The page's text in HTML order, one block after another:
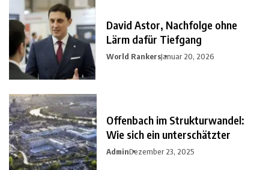
David Astor, Nachfolge ohne
Lärm dafür Tiefgang
World RankersJanuar 20, 2026
Offenbach im Strukturwandel:
Wie sich ein unterschätzter
AdminDezember 23, 2025